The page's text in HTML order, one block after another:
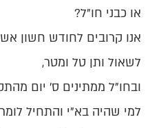
או כבני חו"ל?
אנו קרובים לחודש חשון
לשאול ותן טל ומטר,
ובחו"ל ממתינים ס' יום
למי שהיה בא"י והתחיל